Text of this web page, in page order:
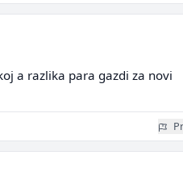
a razlika para gazdi za novi